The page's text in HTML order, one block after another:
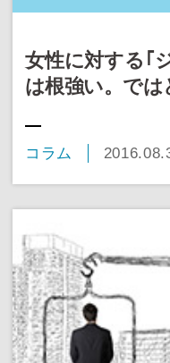
女性に対する｢
は根強い。では
コラム